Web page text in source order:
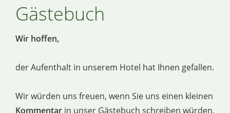
Gästebuch
Wir hoffen,
der Aufenthalt in unserem Hotel hat Ihnen gefallen.
Wir würden uns freuen, wenn Sie uns einen kleinen
Kommentar in unser Gästebuch schreiben würden,